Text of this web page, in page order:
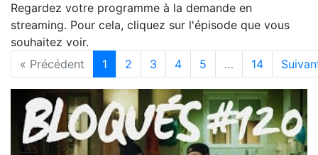
Regardez votre programme à la demande en
streaming. Pour cela, cliquez sur l'épisode que vous
souhaitez voir.
« Précédent
1 2 3 4 5 … 14